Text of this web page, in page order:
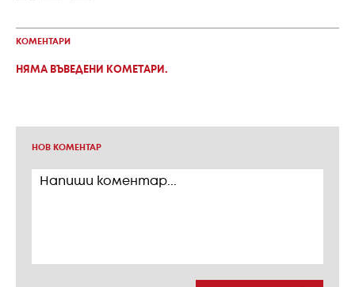
КОМЕНТАРИ
НЯМА ВЪВЕДЕНИ КОМЕТАРИ.
НОВ КОМЕНТАР